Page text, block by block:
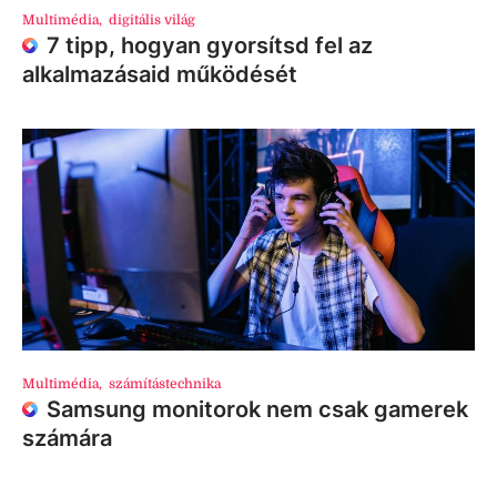
Multimédia, digitális világ
7 tipp, hogyan gyorsítsd fel az
alkalmazásaid működését
Multimédia, számítástechnika
Samsung monitorok nem csak gamerek
számára